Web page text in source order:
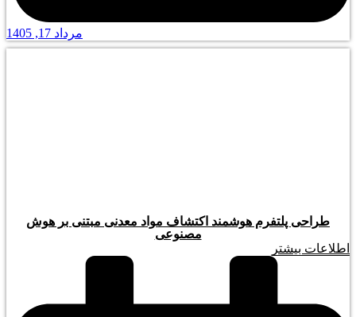
مرداد 17, 1405
طراحی پلتفرم هوشمند اکتشاف مواد معدنی مبتنی بر هوش
مصنوعی
اطلاعات بیشتر